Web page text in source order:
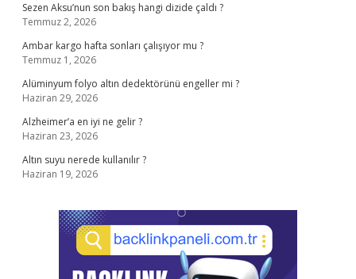
Sezen Aksu’nun son bakış hangi dizide çaldı ?
Temmuz 2, 2026
Ambar kargo hafta sonları çalışıyor mu ?
Temmuz 1, 2026
Alüminyum folyo altın dedektörünü engeller mi ?
Haziran 29, 2026
Alzheimer’a en iyi ne gelir ?
Haziran 23, 2026
Altın suyu nerede kullanılır ?
Haziran 19, 2026